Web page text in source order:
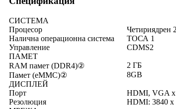
СИСТЕМА
Процесор
Четириядрен
Налична операционна система
ТОСА 1
Управление
CDMS2
ПАМЕТ
RAM памет (DDR4)②
2 ГБ
Памет (eMMC)②
8GB
ДИСПЛЕЙ
Порт
HDMI, VGA x
Резолюция
HDMI: 3840 x